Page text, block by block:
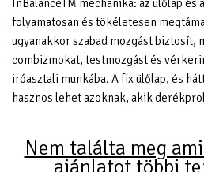
InBalanceTM mechanika: az ülőlap és
folyamatosan és tökéletesen
ugyanakkor szabad mozgást biztosít,
combizmokat, testmozgást és
iróasztali munkába. A fix ülőlap, és
hasznos lehet azoknak, akik
Nem találta meg